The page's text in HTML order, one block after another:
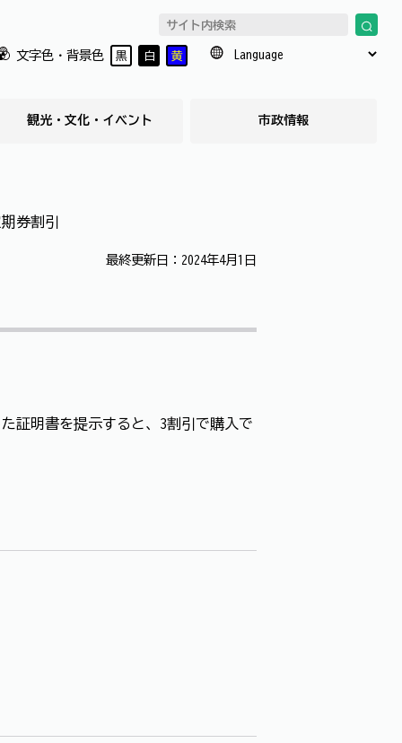
文字色・背景色 黒 白 黄
観光・文化・イベント 市政情報
券割引
最終更新日：2024年4月1日
証明書を提示すると、3割引で購入で